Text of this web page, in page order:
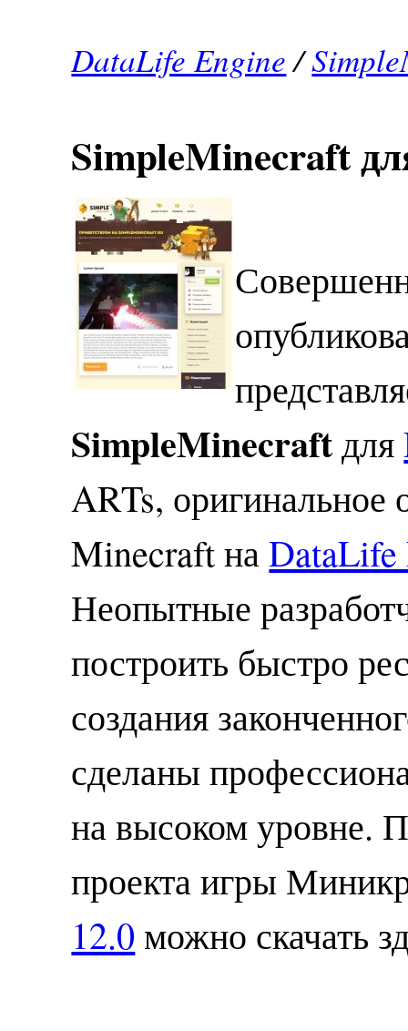
DataLife Engine/
SimpleMinecraft
SimpleMinecraftдля
ARTs,
Minecraft наDataLife
Неопытные
построить быстро
создания
сделаны
на высоком уровне.
проекта игры
12.0 можно скачать